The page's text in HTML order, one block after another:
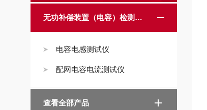
无功补偿装置（电容）检测设备
电容电感测试仪
配网电容电流测试仪
查看全部产品